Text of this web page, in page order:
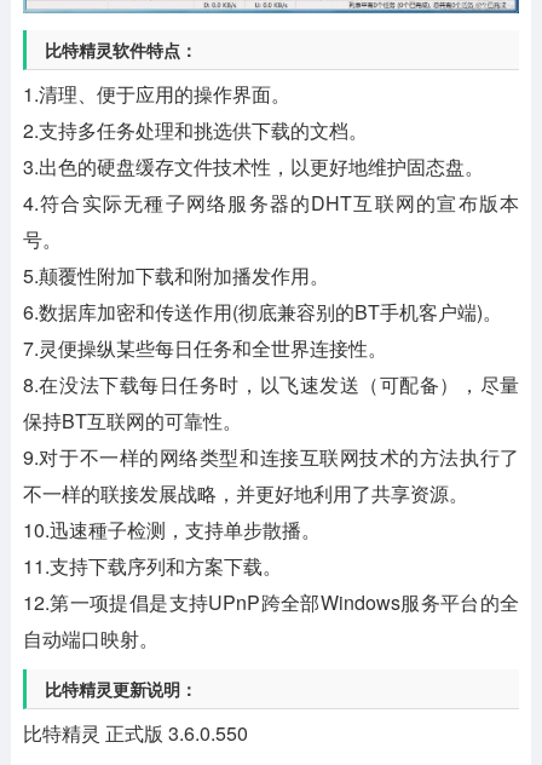
比特精灵软件特点：
1.清理、便于应用的操作界面。
2.支持多任务处理和挑选供下载的文档。
3.出色的硬盘缓存文件技术性，以更好地维护固态盘。
4.符合实际无種子网络服务器的DHT互联网的宣布版本
号。
5.颠覆性附加下载和附加播发作用。
6.数据库加密和传送作用(彻底兼容别的BT手机客户端)。
7.灵便操纵某些每日任务和全世界连接性。
8.在没法下载每日任务时，以飞速发送（可配备），尽量
保持BT互联网的可靠性。
9.对于不一样的网络类型和连接互联网技术的方法执行了
不一样的联接发展战略，并更好地利用了共享资源。
10.迅速種子检测，支持单步散播。
11.支持下载序列和方案下载。
12.第一项提倡是支持UPnP跨全部Windows服务平台的全
自动端口映射。
比特精灵更新说明：
比特精灵 正式版 3.6.0.550